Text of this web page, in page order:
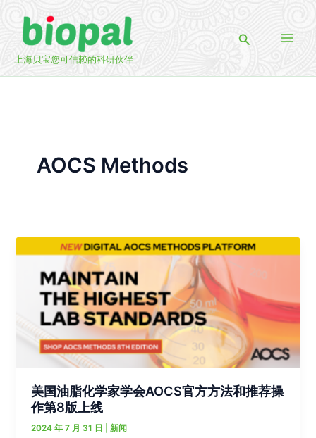
上海贝宝您可信赖的科研伙伴
搜
AOCS Methods
美国油脂化学家学会AOCS官方方法和推荐操
作第8版上线
2024 年 7 月 31 日 |新闻